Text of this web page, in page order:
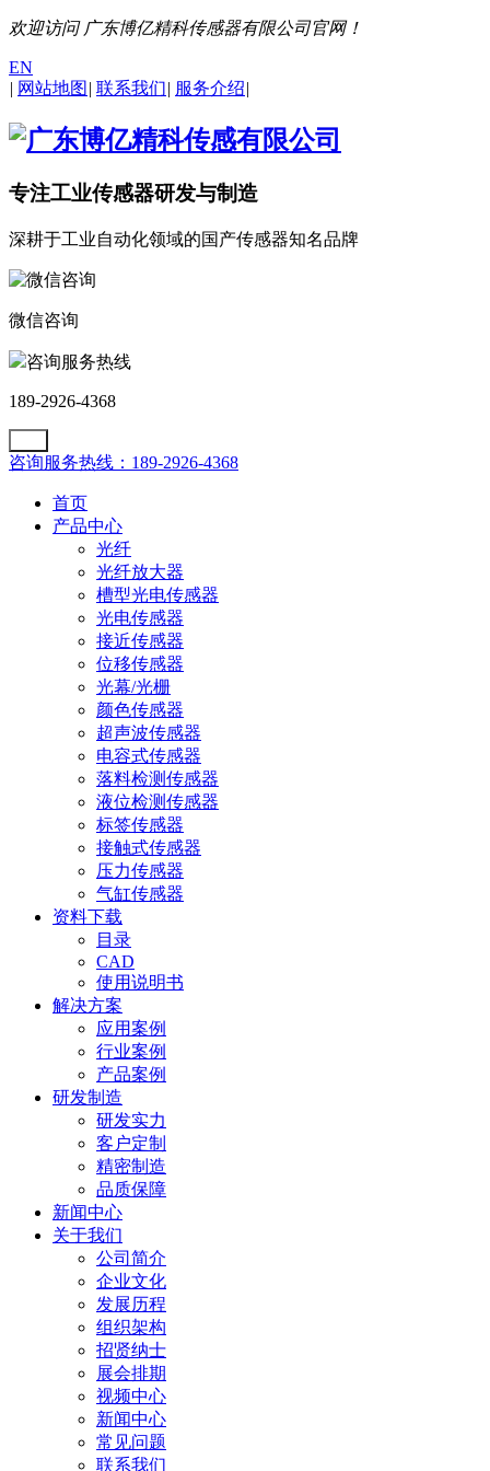
欢迎访问 广东博亿精科传感器有限公司官网！
EN
| 网站地图 | 联系我们| 服务介绍|
专注工业传感器研发与制造
深耕于工业自动化领域的国产传感器知名品牌
微信咨询
咨询服务热线
189-2926-4368
咨询服务热线：189-2926-4368
首页
产品中心
光纤
光纤放大器
槽型光电传感器
光电传感器
接近传感器
位移传感器
光幕/光栅
颜色传感器
超声波传感器
电容式传感器
落料检测传感器
液位检测传感器
标签传感器
接触式传感器
压力传感器
气缸传感器
资料下载
目录
CAD
使用说明书
解决方案
应用案例
行业案例
产品案例
研发制造
研发实力
客户定制
精密制造
品质保障
新闻中心
关于我们
公司简介
企业文化
发展历程
组织架构
招贤纳士
展会排期
视频中心
新闻中心
常见问题
联系我们